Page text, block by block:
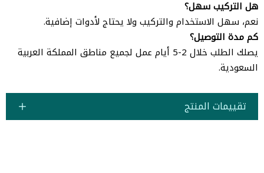
هل التركيب سهل؟
نعم، سهل الاستخدام والتركيب ولا يحتاج لأدوات إضافية.
كم مدة التوصيل؟
يصلك الطلب خلال 2-5 أيام عمل لجميع مناطق المملكة العربية
السعودية.
تقييمات المنتج